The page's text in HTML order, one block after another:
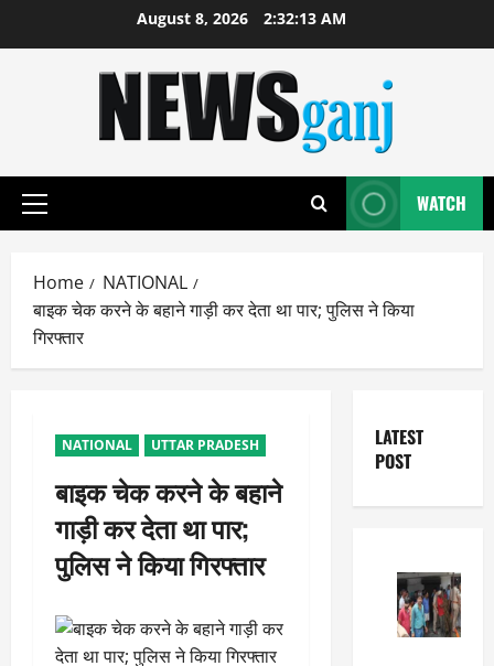
August 8, 2026 2:32:14 AM
Primary
WATCH
Home
NATIONAL
बाइक चेक करने के बहाने गाड़ी कर देता था पार; पुलिस ने किया
गिरफ्तार
NATIONAL UTTAR PRADESH
बाइक चेक करने के बहाने
गाड़ी कर देता था पार;
पुलिस ने किया गिरफ्तार
LATEST
POST